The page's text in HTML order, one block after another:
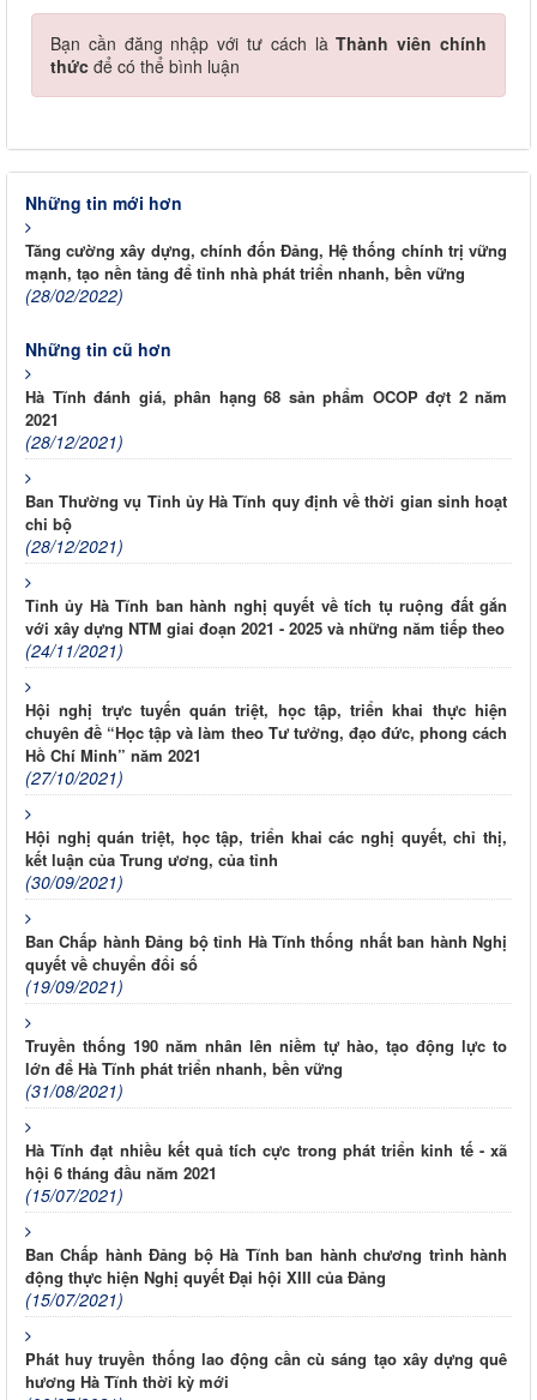
Bạn cần đăng nhập với tư cách làThành viên chính
thức để có thể bình luận
Những tin mới hơn
Tăng cường xây dựng, chính đốn Đảng, Hệ thống chính trị vững
mạnh, tạo nền tảng để tỉnh nhà phát triển nhanh, bền vững
(28/02/2022)
Những tin cũ hơn
Hà Tĩnh đánh giá, phân hạng 68 sản phẩm OCOP đợt 2 năm
2021
(28/12/2021)
Ban Thường vụ Tỉnh ủy Hà Tĩnh quy định về thời gian sinh hoạt
chi bộ
(28/12/2021)
Tỉnh ủy Hà Tĩnh ban hành nghị quyết về tích tụ ruộng đất gắn
với xây dựng NTM giai đoạn 2021 - 2025 và những năm tiếp theo
(24/11/2021)
Hội nghị trực tuyến quán triệt, học tập, triển khai thực hiện
chuyên đề “Học tập và làm theo Tư tưởng, đạo đức, phong cách
Hồ Chí Minh” năm 2021
(27/10/2021)
Hội nghị quán triệt, học tập, triển khai các nghị quyết, chỉ thị,
kết luận của Trung ương, của tỉnh
(30/09/2021)
Ban Chấp hành Đảng bộ tỉnh Hà Tĩnh thống nhất ban hành Nghị
quyết về chuyển đổi số
(19/09/2021)
Truyền thống 190 năm nhân lên niềm tự hào, tạo động lực to
lớn để Hà Tĩnh phát triển nhanh, bền vững
(31/08/2021)
Hà Tĩnh đạt nhiều kết quả tích cực trong phát triển kinh tế - xã
hội 6 tháng đầu năm 2021
(15/07/2021)
Ban Chấp hành Đảng bộ Hà Tĩnh ban hành chương trình hành
động thực hiện Nghị quyết Đại hội XIII của Đảng
(15/07/2021)
Phát huy truyền thống lao động cần cù sáng tạo xây dựng quê
hương Hà Tĩnh thời kỳ mới